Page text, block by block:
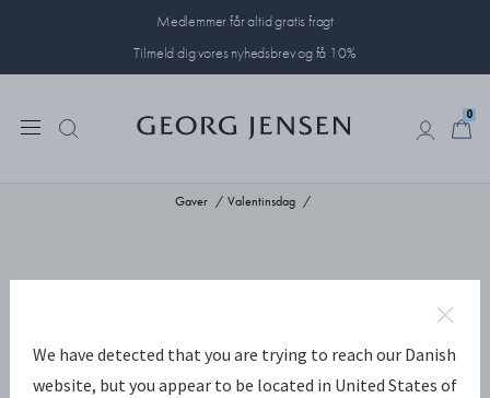
Medlemmer får altid gratis fragt
Tilmeld dig vores nyhedsbrev og få 10%
0
Gaver Valentinsdag
We have detected that you are trying to reach our Danish
website, but you appear to be located in United States of